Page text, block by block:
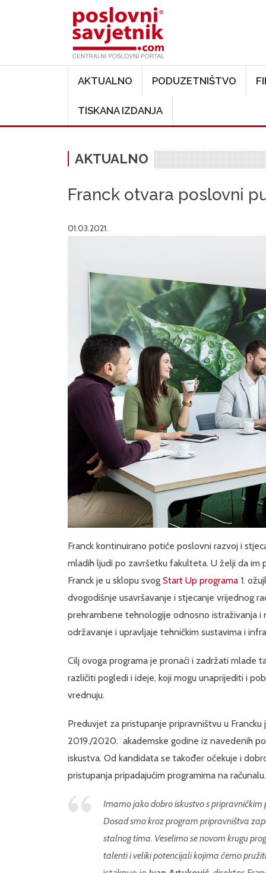
AKTUALNO PODUZETNIŠTVO
TISKANA IZDANJA
AKTUALNO
Franck otvara poslovni
01.03.2021.
Franck kontinuirano potiče poslovni razvoj i
mladih ljudi po završetku fakulteta. U želji da im
Franck je u sklopu svog Start Up programa 1.
dvogodišnje usavršavanje i stjecanje vrijednog
prehrambene tehnologije odnosno istraživanja i
održavanje i upravljaje tehničkim sustavima i
Cilj ovoga programa je pronaći i zadržati mlade
različiti pogledi i ideje, koji mogu unaprijediti i
vrednuju.
Preduvjet za pristupanje pripravništvu u
2019./2020. akademske godine iz navedenih
iskustva. Od kandidata se također očekuje i
pristupanja pripadajućim programima na računalu.
Imamo jako dobro iskustvo s
Dosad smo kroz program pripravništva
stalnog tima. Veselimo se novom krugu
talenti i veliki potencijali kojima ćemo